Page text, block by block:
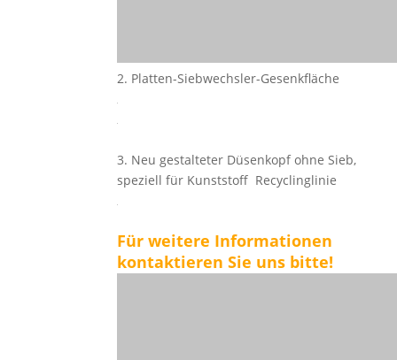
2. Platten-Siebwechsler-Gesenkfläche
3. Neu gestalteter Düsenkopf ohne Sieb,
speziell für Kunststoff Recyclinglinie
Für weitere Informationen
kontaktieren Sie uns bitte!